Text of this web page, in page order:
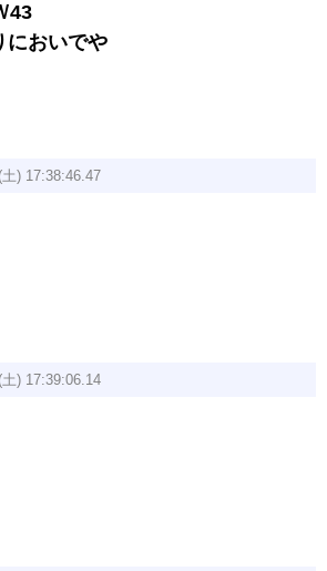
43
においでや
) 17:38:46.47
) 17:39:06.14